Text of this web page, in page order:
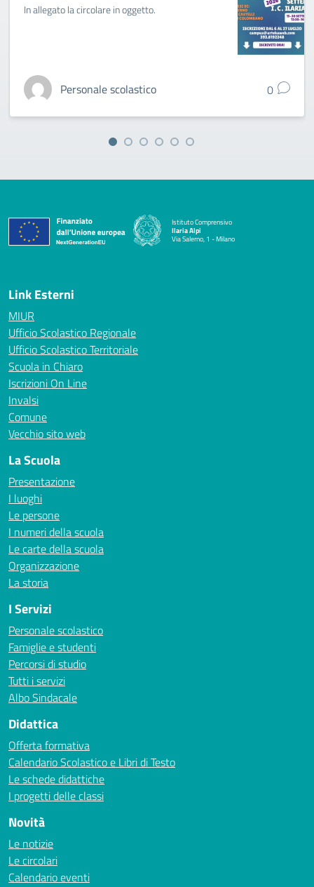
In allegato la circolare in oggetto.
Personale scolastico 0
Istituto Comprensivo
Ilaria Alpi
Via Salerno, 1 - Milano
— Visita la pagina iniziale della scuola
Link Esterni
MIUR
Ufficio Scolastico Regionale
Ufficio Scolastico Territoriale
Scuola in Chiaro
Iscrizioni On Line
Invalsi
Comune
Vecchio sito web
La Scuola
Presentazione
I luoghi
Le persone
I numeri della scuola
Le carte della scuola
Organizzazione
La storia
I Servizi
Personale scolastico
Famiglie e studenti
Percorsi di studio
Tutti i servizi
Albo Sindacale
Didattica
Offerta formativa
Calendario Scolastico e Libri di Testo
Le schede didattiche
I progetti delle classi
Novità
Le notizie
Le circolari
Calendario eventi